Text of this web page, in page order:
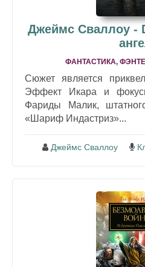
Джеймс Сваллоу -
ФАНТАСТИКА,
Сюжет является
Эффект Икара и
Фариды Малик,
«Шариф Индастриз»...
Джеймс Сваллоу